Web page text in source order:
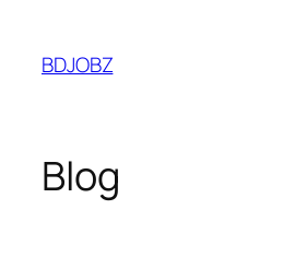
content
BDJOBZ
Blog